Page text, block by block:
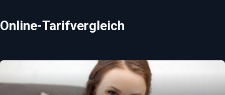
Online-Tarifvergleich